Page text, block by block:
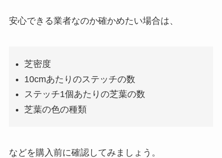
安心できる業者なのか確かめたい場合は、
芝密度
10cmあたりのステッチの数
ステッチ1個あたりの芝葉の数
芝葉の色の種類
などを購入前に確認してみましょう。